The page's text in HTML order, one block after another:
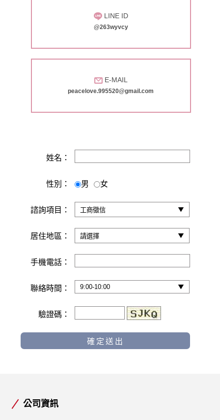
LINE ID
@263wyvcy
E-MAIL
peacelove.995520@gmail.com
姓名：
性別： 男 女
諮詢項目：
居住地區：
手機電話：
聯絡時間：
驗證碼：
公司資訊